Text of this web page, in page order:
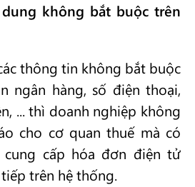
không bắt buộc trên
thông tin không bắt buộc
ngân hàng, số điện thoại,
... thì doanh nghiệp không
cho cơ quan thuế mà có
cấp hóa đơn điện tử
trên hệ thống.